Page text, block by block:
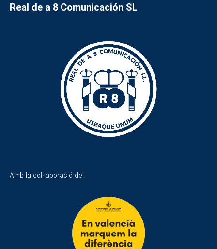
Real de a 8 Comunicación SL
Amb la col·laboració de: